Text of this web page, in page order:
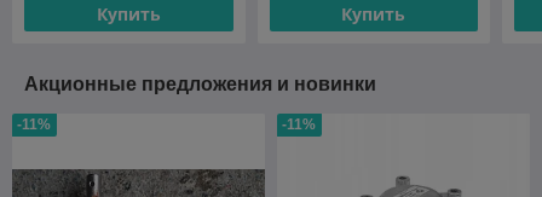
Купить Купить
Акционные предложения и новинки
-11% -11%